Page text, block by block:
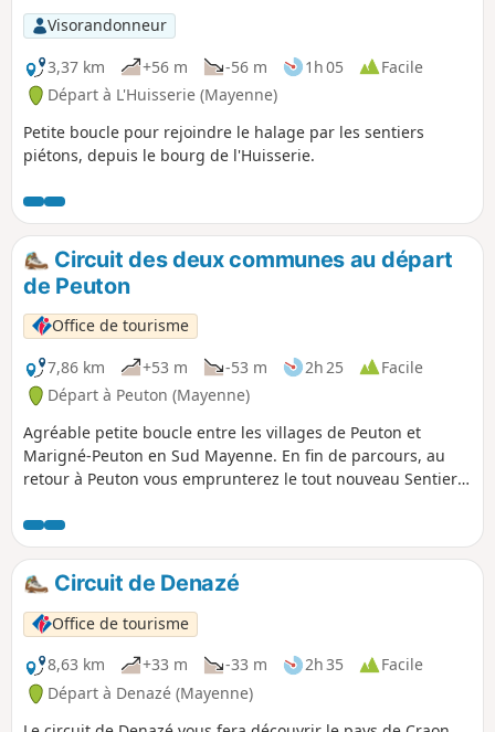
Visorandonneur
3,37 km
+56 m -56 m 1h 05
Facile
Départ à L'Huisserie (Mayenne)
Petite boucle pour rejoindre le halage par les sentiers
piétons, depuis le bourg de l'Huisserie.
Circuit des deux communes au départ
de Peuton
Office de tourisme
7,86 km
+53 m -53 m 2h 25
Facile
Départ à Peuton (Mayenne)
Agréable petite boucle entre les villages de Peuton et
Marigné-Peuton en Sud Mayenne. En fin de parcours, au
retour à Peuton vous emprunterez le tout nouveau Sentier
Circuit de Denazé
Office de tourisme
8,63 km
+33 m -33 m 2h 35
Facile
Départ à Denazé (Mayenne)